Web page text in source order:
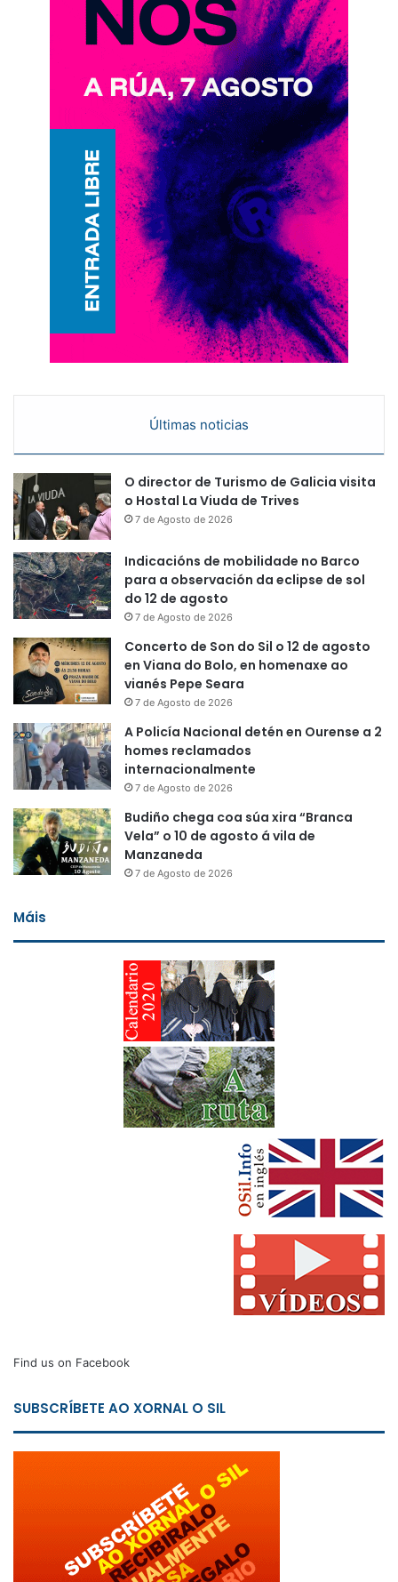
Últimas noticias
O director de Turismo de Galicia visita
o Hostal La Viuda de Trives
7 de Agosto de 2026
Indicacións de mobilidade no Barco
para a observación da eclipse de sol
do 12 de agosto
7 de Agosto de 2026
Concerto de Son do Sil o 12 de agosto
en Viana do Bolo, en homenaxe ao
vianés Pepe Seara
7 de Agosto de 2026
A Policía Nacional detén en Ourense a 2
homes reclamados
internacionalmente
7 de Agosto de 2026
Budiño chega coa súa xira “Branca
Vela” o 10 de agosto á vila de
Manzaneda
7 de Agosto de 2026
Máis
Find us on Facebook
SUBSCRÍBETE AO XORNAL O SIL